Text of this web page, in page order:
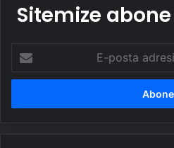
Sitemize
posta
adresinizi